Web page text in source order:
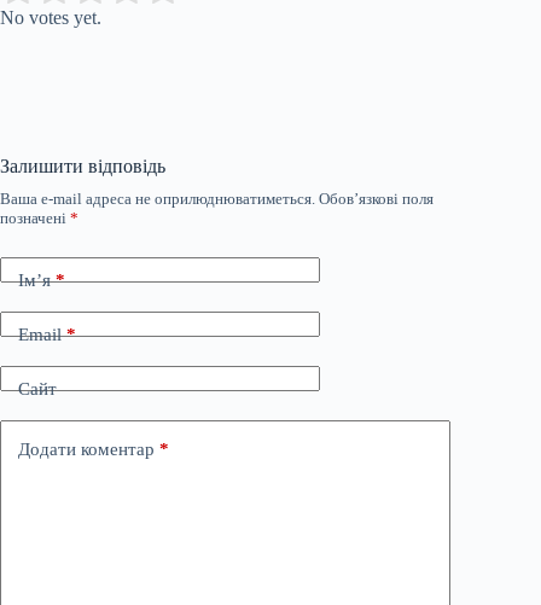
No votes yet.
Залишити відповідь
Ваша e-mail адреса не оприлюднюватиметься. Обов’язкові поля
позначені *
Ім’я*
Email*
Сайт
Додати коментар *